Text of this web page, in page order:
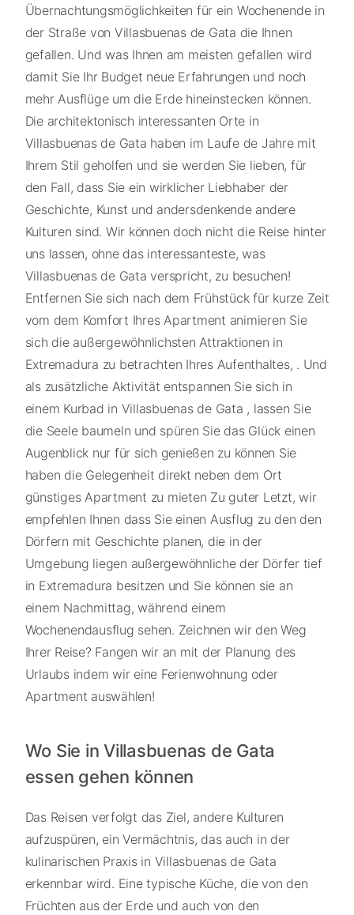
Übernachtungsmöglichkeiten für ein Wochenende in
der Straße von Villasbuenas de Gata die Ihnen
gefallen. Und was Ihnen am meisten gefallen wird
damit Sie Ihr Budget neue Erfahrungen und noch
mehr Ausflüge um die Erde hineinstecken können.
Die architektonisch interessanten Orte in
Villasbuenas de Gata haben im Laufe de Jahre mit
Ihrem Stil geholfen und sie werden Sie lieben, für
den Fall, dass Sie ein wirklicher Liebhaber der
Geschichte, Kunst und andersdenkende andere
Kulturen sind. Wir können doch nicht die Reise hinter
uns lassen, ohne das interessanteste, was
Villasbuenas de Gata verspricht, zu besuchen!
Entfernen Sie sich nach dem Frühstück für kurze Zeit
vom dem Komfort Ihres Apartment animieren Sie
sich die außergewöhnlichsten Attraktionen in
Extremadura zu betrachten Ihres Aufenthaltes, . Und
als zusätzliche Aktivität entspannen Sie sich in
einem Kurbad in Villasbuenas de Gata , lassen Sie
die Seele baumeln und spüren Sie das Glück einen
Augenblick nur für sich genießen zu können Sie
haben die Gelegenheit direkt neben dem Ort
günstiges Apartment zu mieten Zu guter Letzt, wir
empfehlen Ihnen dass Sie einen Ausflug zu den den
Dörfern mit Geschichte planen, die in der
Umgebung liegen außergewöhnliche der Dörfer tief
in Extremadura besitzen und Sie können sie an
einem Nachmittag, während einem
Wochenendausflug sehen. Zeichnen wir den Weg
Ihrer Reise? Fangen wir an mit der Planung des
Urlaubs indem wir eine Ferienwohnung oder
Apartment auswählen!
Wo Sie in Villasbuenas de Gata
essen gehen können
Das Reisen verfolgt das Ziel, andere Kulturen
aufzuspüren, ein Vermächtnis, das auch in der
kulinarischen Praxis in Villasbuenas de Gata
erkennbar wird. Eine typische Küche, die von den
Früchten aus der Erde und auch von den